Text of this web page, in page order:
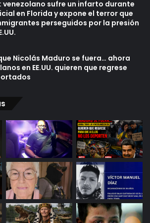
venezolano sufre un infarto durante
en Florida y expone el terror que
perseguidos por la presión
Nicolás Maduro se fuera… ahora
en EE.UU. quieren que regrese